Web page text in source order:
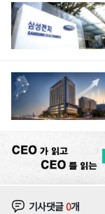
기사댓글0개